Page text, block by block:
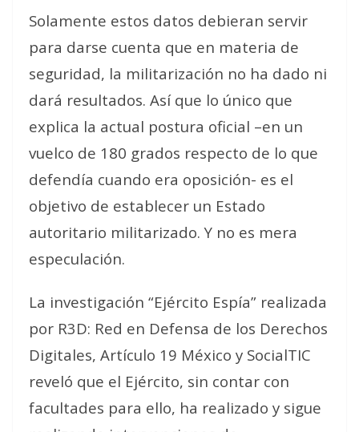
Solamente estos datos debieran servir
para darse cuenta que en materia de
seguridad, la militarización no ha dado ni
dará resultados. Así que lo único que
explica la actual postura oficial –en un
vuelco de 180 grados respecto de lo que
defendía cuando era oposición- es el
objetivo de establecer un Estado
autoritario militarizado. Y no es mera
especulación.
La investigación “Ejército Espía” realizada
por R3D: Red en Defensa de los Derechos
Digitales, Artículo 19 México y SocialTIC
reveló que el Ejército, sin contar con
facultades para ello, ha realizado y sigue